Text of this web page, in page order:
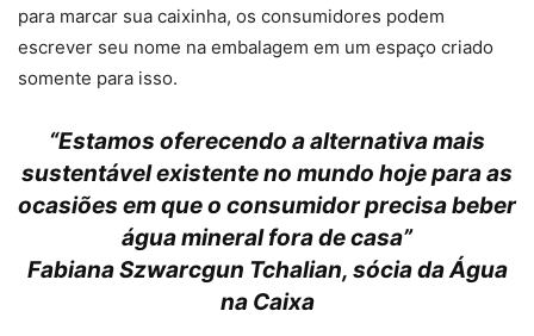
para marcar sua caixinha, os consumidores podem
escrever seu nome na embalagem em um espaço criado
somente para isso.
“Estamos oferecendo a alternativa mais
sustentável existente no mundo hoje para as
ocasiões em que o consumidor precisa beber
água mineral fora de casa”
Fabiana Szwarcgun Tchalian, sócia da Água
na Caixa